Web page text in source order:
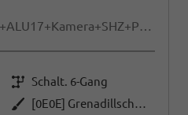
LIFE 150PS AHK+Kessy+ALU17+Kamera+SHZ+Parklenk+Alarm
Getriebe Schalt. 6-Gang
Außenfarbe
[0E0E] Grenadillschwarz Metallic